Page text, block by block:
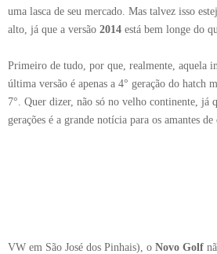
uma lasca de seu mercado. Mas talvez isso
alto, já que a versão 2014está bem longe do
Primeiro de tudo, por que, realmente, aquela
última versão é apenas a 4° geração do hatch
7°. Quer dizer, não só no velho continente, já
gerações é a grande notícia para os amantes de
VW em São José dos Pinhais), o Novo Golf